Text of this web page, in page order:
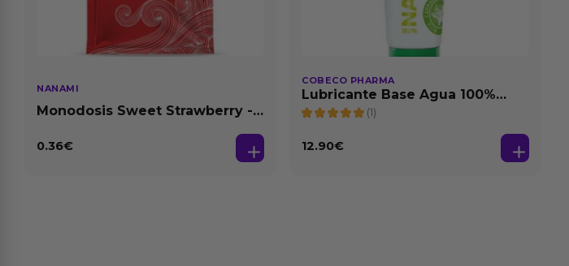
NANAMI
Monodosis Sweet Strawberry -
0.36€
COBECO PHARMA
Lubricante Base Agua 100%
Natural 125 ml
(1)
12.90€